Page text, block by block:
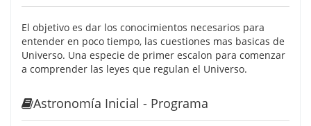
El objetivo es dar los conocimientos necesarios para
entender en poco tiempo, las cuestiones mas basicas de
Universo. Una especie de primer escalon para comenzar
a comprender las leyes que regulan el Universo.
Astronomía Inicial - Programa